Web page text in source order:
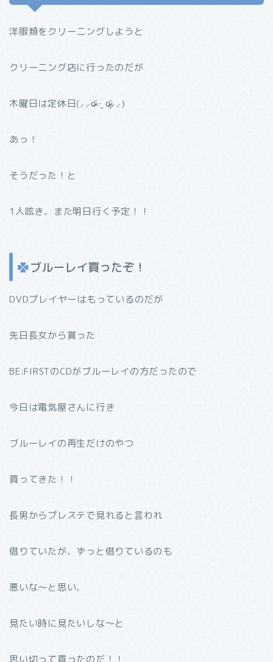
洋服類をクリーニングしようと
クリーニング店に行ったのだが
木曜日は定休日(⸝⸝o̴̶̷᷄ ·̭ o̴̶̷̥᷅⸝⸝)
あっ！
そうだった！と
1人呟き、また明日行く予定！！
ブルーレイ買ったぞ！
DVDプレイヤーはもっているのだが
先日長女から貰った
BE:FIRSTのCDがブルーレイの方だったので
今日は電気屋さんに行き
ブルーレイの再生だけのやつ
買ってきた！！
長男からプレステで見れると言われ
借りていたが、ずっと借りているのも
悪いな〜と思い、
見たい時に見たいしな〜と
思い切って買ったのだ！！